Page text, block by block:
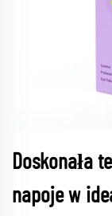
Doskonała
napoje w